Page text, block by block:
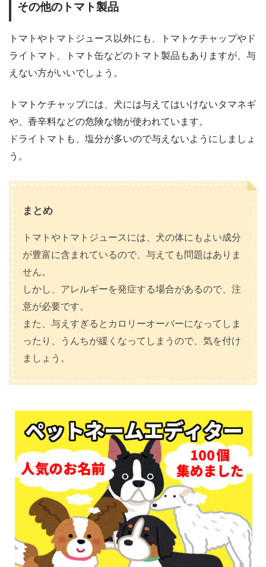
その他のトマト製品
トマトやトマトジュース以外にも、トマトケチャップやド
ライトマト、トマト缶などのトマト製品もありますが、与
えない方がいいでしょう。
トマトケチャップには、犬には与えてはいけないタマネギ
や、香辛料などの危険な物が使われています。
ドライトマトも、塩分が多いので与えないようにしましょ
う。
まとめ
トマトやトマトジュースには、犬の体にもよい成分
が豊富に含まれているので、与えても問題はありま
せん。
しかし、アレルギーを発症する場合があるので、注
意が必要です。
また、与えすぎるとカロリーオーバーになってしま
ったり、うんちが緩くなってしまうので、気を付け
ましょう。